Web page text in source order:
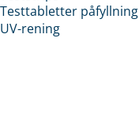
Testtabletter påfyllning
UV-rening